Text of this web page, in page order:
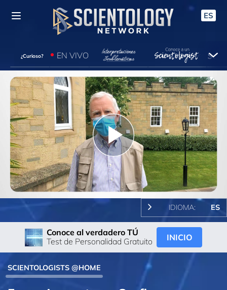
ES
¿Curioso? EN VIVO
Play
Video
IDIOMA: ES
Conoce al verdadero TÚ
Test de Personalidad Gratuito
INICIO
SCIENTOLOGISTS @HOME